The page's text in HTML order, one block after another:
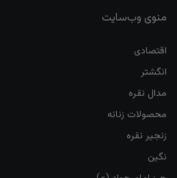
منوی وب‌سایت
اقتصادی
انگشتر
مدال نقره
محصولات زنانه
زنجیر نقره
نگین